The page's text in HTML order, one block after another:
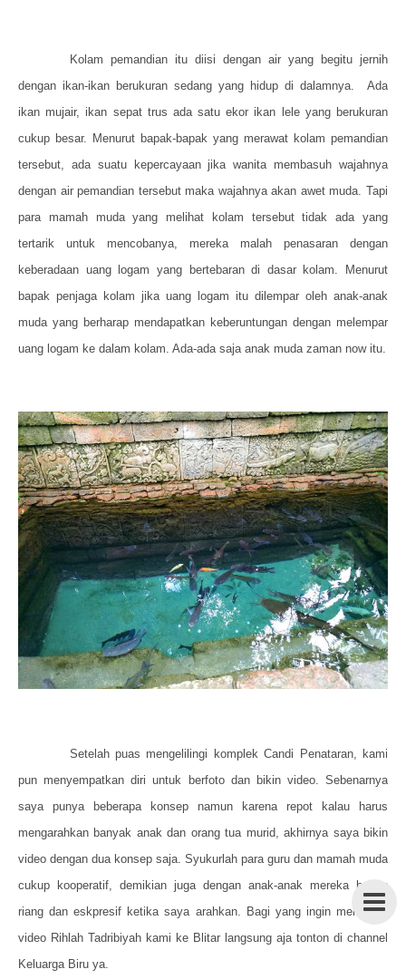
Kolam pemandian itu diisi dengan air yang begitu jernih
dengan ikan-ikan berukuran sedang yang hidup di dalamnya.
Ada
ikan mujair, ikan sepat trus ada satu ekor ikan lele yang berukuran
cukup besar. Menurut bapak-bapak yang merawat kolam pemandian
tersebut, ada suatu kepercayaan jika wanita membasuh wajahnya
dengan air pemandian tersebut maka wajahnya akan awet muda. Tapi
para mamah muda yang melihat kolam tersebut tidak ada yang
tertarik untuk mencobanya, mereka malah penasaran dengan
keberadaan uang logam yang bertebaran di dasar kolam. Menurut
bapak penjaga kolam jika uang logam itu dilempar oleh anak-anak
muda yang berharap mendapatkan keberuntungan dengan melempar
uang logam ke dalam kolam. Ada-ada saja anak muda zaman now itu.
Setelah puas mengelilingi komplek Candi Penataran, kami
pun menyempatkan diri untuk berfoto dan bikin video. Sebenarnya
saya punya beberapa konsep namun karena repot kalau harus
mengarahkan banyak anak dan orang tua murid, akhirnya saya bikin
video dengan dua konsep saja. Syukurlah para guru dan mamah muda
cukup kooperatif, demikian juga dengan anak-anak mereka begitu
riang dan eskpresif ketika saya arahkan. Bagi yang ingin menonton
video Rihlah Tadribiyah kami ke Blitar langsung aja tonton di channel
Keluarga Biru ya.